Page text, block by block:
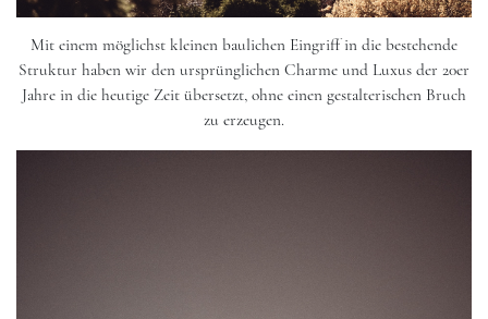
Mit einem möglichst kleinen baulichen Eingriff in die bestehende
Struktur haben wir den ursprünglichen Charme und Luxus der 20er
Jahre in die heutige Zeit übersetzt, ohne einen gestalterischen Bruch
zu erzeugen.